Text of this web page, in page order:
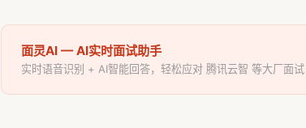
面灵AI — AI实时面试助手
实时语音识别 + AI智能回答，轻松应对 腾讯云智 等大厂面试